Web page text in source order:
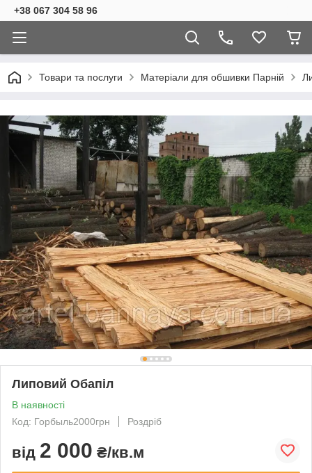
+38 067 304 58 96
Товари та послуги Матеріали для обшивки Парній
Липовий Обапіл
В наявності
Код: Горбыль2000грн
Роздріб
від 2 000 ₴/кв.м